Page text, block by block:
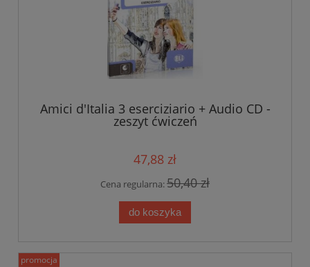
Amici d'Italia 3 eserciziario + Audio CD -
zeszyt ćwiczeń
47,88 zł
Cena regularna:50,40 zł
do koszyka
promocja